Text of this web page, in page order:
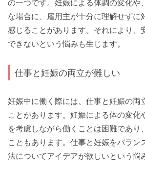
の一つです。妊娠による体調の変化や
な場合に、雇用主が十分に理解せずに
感じることがあります。それにより、
できないという悩みも生じます。
仕事と妊娠の両立が難しい
妊娠中に働く際には、仕事と妊娠の両
ことがあります。妊娠による体の変化
を考慮しながら働くことは困難であり
こともあります。仕事と妊娠をバラン
法についてアイデアが欲しいという悩